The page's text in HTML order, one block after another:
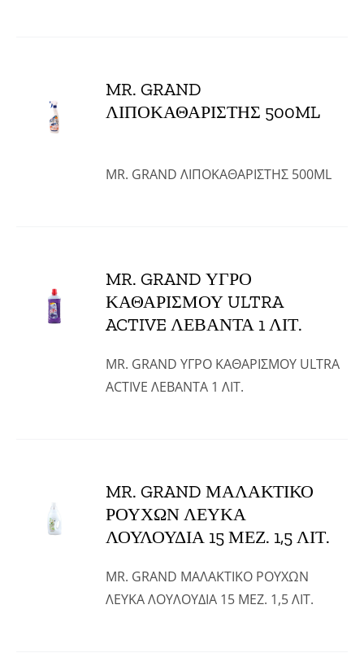
MR. GRAND
ΛΙΠΟΚΑΘΑΡΙΣΤΗΣ 500ML
MR. GRAND ΛΙΠΟΚΑΘΑΡΙΣΤΗΣ 500ML
MR. GRAND ΥΓΡΟ
ΚΑΘΑΡΙΣΜΟΥ ULTRA
ACTIVE ΛΕΒΑΝΤΑ 1 ΛΙΤ.
MR. GRAND ΥΓΡΟ ΚΑΘΑΡΙΣΜΟΥ ULTRA
ACTIVE ΛΕΒΑΝΤΑ 1 ΛΙΤ.
MR. GRAND ΜΑΛΑΚΤΙΚΟ
ΡΟΥΧΩΝ ΛΕΥΚΑ
ΛΟΥΛΟΥΔΙΑ 15 ΜΕΖ. 1,5 ΛΙΤ.
MR. GRAND ΜΑΛΑΚΤΙΚΟ ΡΟΥΧΩΝ
ΛΕΥΚΑ ΛΟΥΛΟΥΔΙΑ 15 ΜΕΖ. 1,5 ΛΙΤ.